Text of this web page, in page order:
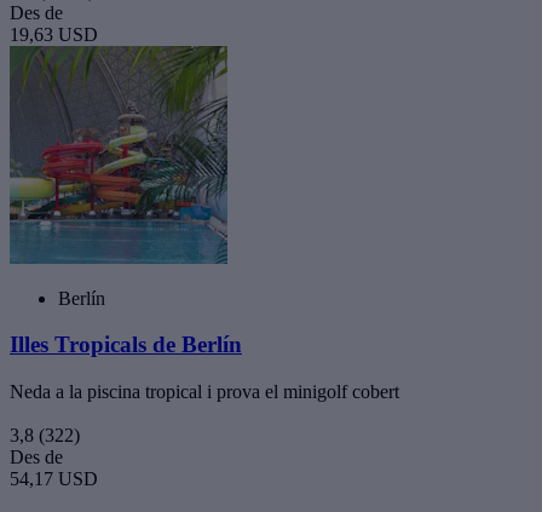
Des de
19,63 USD
Berlín
Illes Tropicals de Berlín
Neda a la piscina tropical i prova el minigolf cobert
3,8 (322)
Des de
54,17 USD